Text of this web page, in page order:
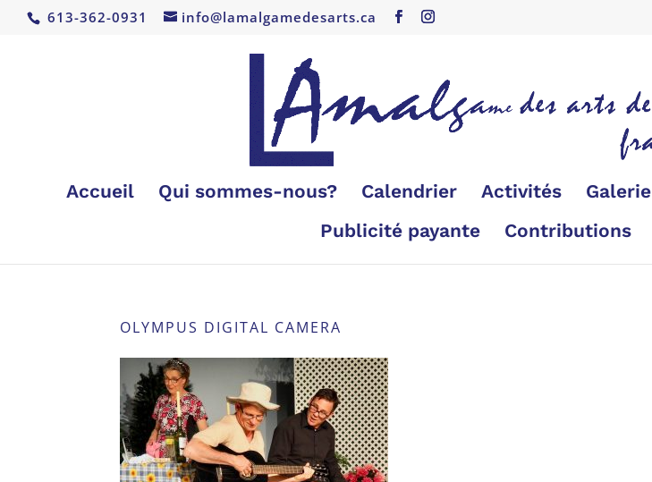
613-362-0931 info@lamalgamedesarts.ca
Accueil Qui sommes-nous? Calendrier Activités Galerie
Publicité payante
Contributions
OLYMPUS DIGITAL CAMERA